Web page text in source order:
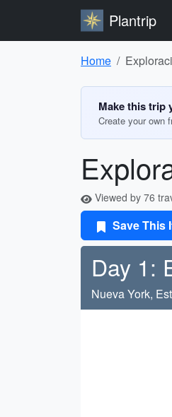
Plantrip
Home
Make this trip
Create your own
Viewed by 76
Save This
Day 1:
Nueva York,